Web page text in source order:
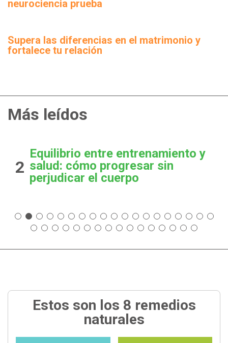
neurociencia prueba
Supera las diferencias en el matrimonio y
fortalece tu relación
Más leídos
2
Equilibrio entre entrenamiento y
salud: cómo progresar sin
perjudicar el cuerpo
Estos son los 8 remedios
naturales